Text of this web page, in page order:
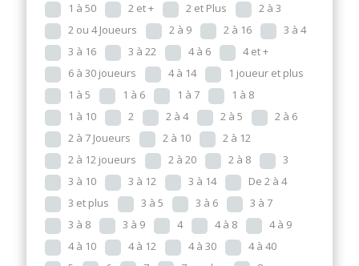
1 à 50
2 et + 2 et Plus
2 à 3
2 ou 4 Joueurs
2 à 9 2 à 16
3 à 4
3 à 16
3 à 22 4 à 6
4 et +
6 à 30 joueurs
4 à 14
1 joueur et plus
1 à 5
1 à 6 1 à 7
1 à 8
1 à 10
2 2 à 4 2 à 5
2 à 6
2 à 7 Joueurs
2 à 10
2 à 12
2 à 12 joueurs
2 à 20 2 à 8
3
3 à 10
3 à 12 3 à 14
De 2 à 4
3 et plus
3 à 5 3 à 6
3 à 7
3 à 8
3 à 9 4 4 à 8
4 à 9
4 à 10
4 à 12 4 à 30
4 à 40